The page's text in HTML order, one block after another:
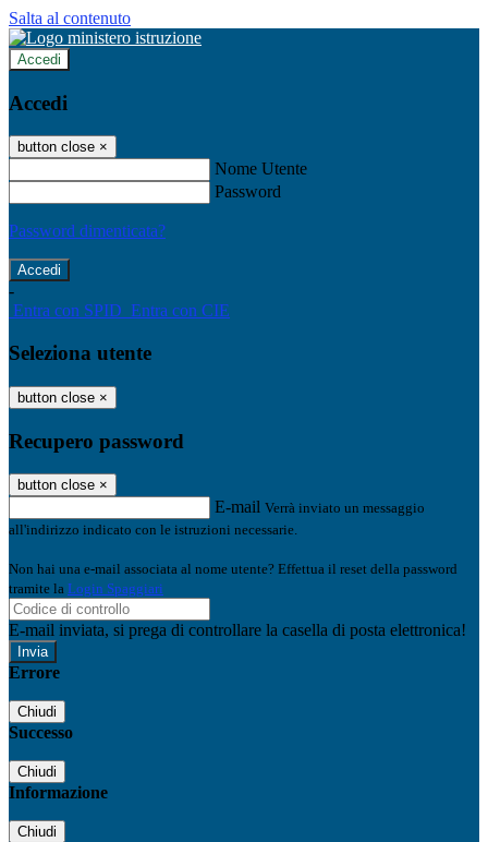
Salta al contenuto
Accedi
Accedi
button close ×
Nome Utente
Password
Password dimenticata?
-
Entra con SPID Entra con CIE
Seleziona utente
button close ×
Recupero password
button close ×
E-mail Verrà inviato un messaggio
all'indirizzo indicato con le istruzioni necessarie.
Non hai una e-mail associata al nome utente? Effettua il reset della password
tramite la Login Spaggiari
E-mail inviata, si prega di controllare la casella di posta elettronica!
Errore
Chiudi
Successo
Chiudi
Informazione
Chiudi